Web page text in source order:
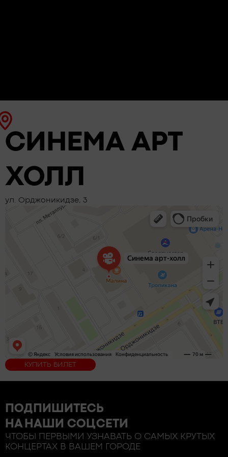
СИНЕМА АРТ
ХОЛЛ
ул. Орджоникидзе, 3
КУПИТЬ БИЛЕТ
ПОДПИШИТЕСЬ
НА НАШИ СОЦСЕТИ
ЧТОБЫ ПЕРВЫМИ УЗНАВАТЬ О САМЫХ КРУТЫХ
КОНЦЕРТАХ В ВАШЕМ ГОРОДЕ